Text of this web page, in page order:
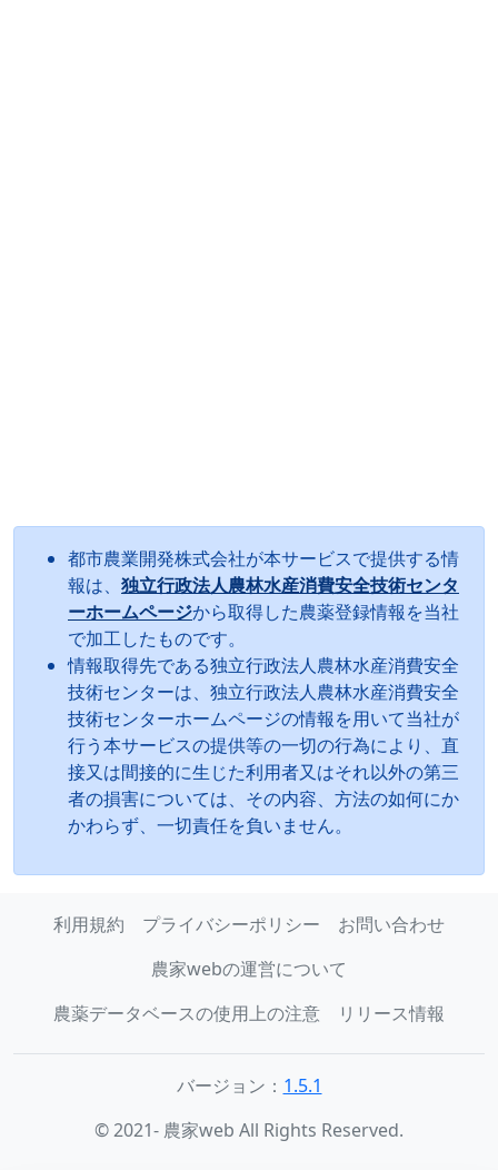
都市農業開発株式会社が本サービスで提供する情
報は、 独立行政法人農林水産消費安全技術センタ
ーホームページから取得した農薬登録情報を当社
で加工したものです。
情報取得先である独立行政法人農林水産消費安全
技術センターは、独立行政法人農林水産消費安全
技術センターホームページの情報を用いて当社が
行う本サービスの提供等の一切の行為により、直
接又は間接的に生じた利用者又はそれ以外の第三
者の損害については、その内容、方法の如何にか
かわらず、一切責任を負いません。
利用規約 プライバシーポリシー
お問い合わせ
農家webの運営について
農薬データベースの使用上の注意
リリース情報
バージョン： 1.5.1
© 2021- 農家web All Rights Reserved.